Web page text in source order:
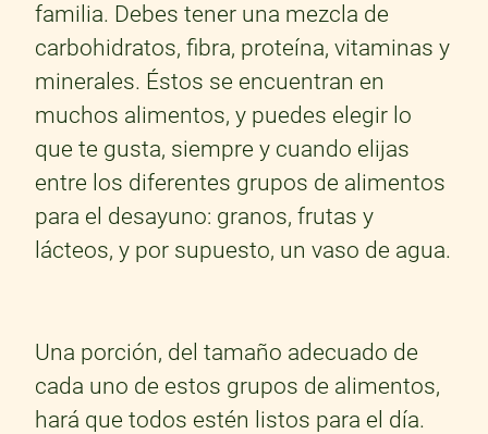
familia. Debes tener una mezcla de
carbohidratos, fibra, proteína, vitaminas y
minerales. Éstos se encuentran en
muchos alimentos, y puedes elegir lo
que te gusta, siempre y cuando elijas
entre los diferentes grupos de alimentos
para el desayuno: granos, frutas y
lácteos, y por supuesto, un vaso de agua.
Una porción, del tamaño adecuado de
cada uno de estos grupos de alimentos,
hará que todos estén listos para el día.